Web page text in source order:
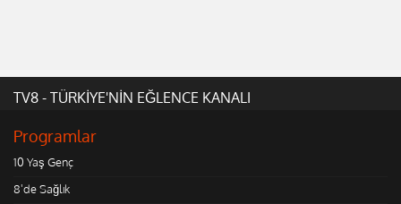
TV8 - TÜRKİYE'NİN EĞLENCE KANALI
Programlar
10 Yaş Genç
8'de Sağlık